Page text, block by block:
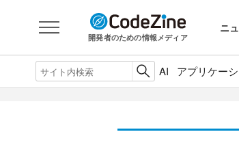
開発者のための情報メディア
ニ
AI アプリケー